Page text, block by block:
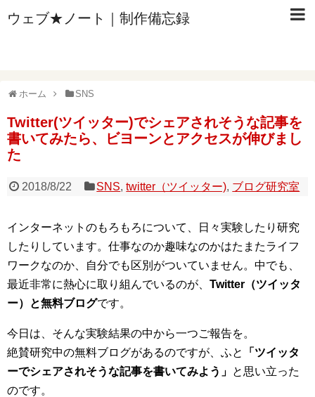
ウェブ★ノート｜制作備忘録
ホーム SNS
Twitter(ツイッター)でシェアされそうな記事を
書いてみたら、ビヨーンとアクセスが伸びまし
た
2018/8/22 SNS,twitter（ツイッター), ブログ研究室
インターネットのもろもろについて、日々実験したり研究
したりしています。仕事なのか趣味なのかはたまたライフ
ワークなのか、自分でも区別がついていません。中でも、
最近非常に熱心に取り組んでいるのが、 Twitter（ツイッタ
ー）と無料ブログです。
今日は、そんな実験結果の中から一つご報告を。
絶賛研究中の無料ブログがあるのですが、ふと
「ツイッタ
ーでシェアされそうな記事を書いてみよう」 と思い立った
のです。